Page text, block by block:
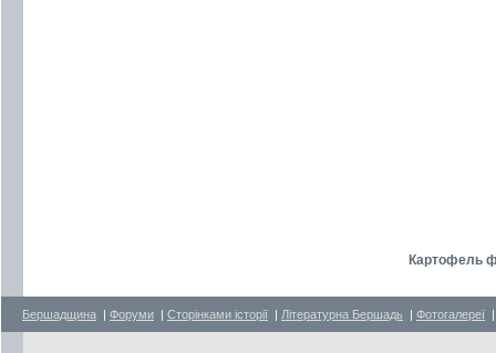
Картофель
Бершадщина | Форуми | Сторінками історії | Літературна Бершадь | Фотогалереї